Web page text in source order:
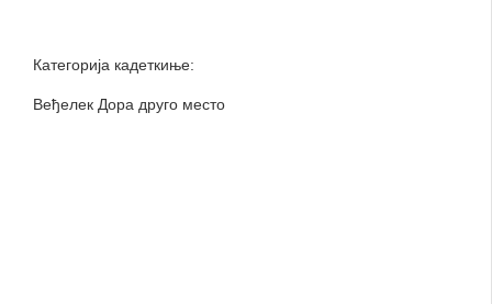
Категорија кадеткиње:
Веђелек Дора друго место